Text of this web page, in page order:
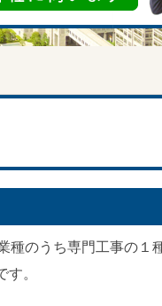
種のうち専門工事の１
。